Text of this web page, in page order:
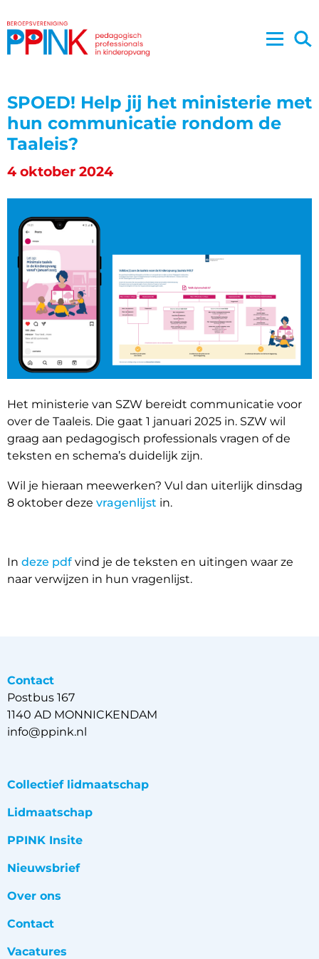
SPOED! Help jij het ministerie met
hun communicatie rondom de
Taaleis?
4 oktober 2024
Het ministerie van SZW bereidt communicatie voor
over de Taaleis. Die gaat 1 januari 2025 in. SZW wil
graag aan pedagogisch professionals vragen of de
teksten en schema’s duidelijk zijn.
Wil je hieraan meewerken? Vul dan uiterlijk dinsdag
8 oktober deze vragenlijst in.
In deze pdf vind je de teksten en uitingen waar ze
naar verwijzen in hun vragenlijst.
Contact
Postbus 167
1140 AD MONNICKENDAM
info@ppink.nl
Collectief lidmaatschap
Lidmaatschap
PPINK Insite
Nieuwsbrief
Over ons
Contact
Vacatures